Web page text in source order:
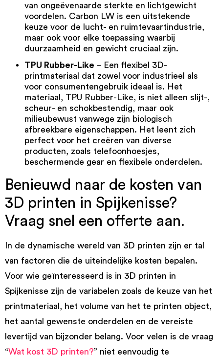
van ongeëvenaarde sterkte en lichtgewicht
voordelen. Carbon LW is een uitstekende
keuze voor de lucht- en ruimtevaartindustrie,
maar ook voor elke toepassing waarbij
duurzaamheid en gewicht cruciaal zijn.
TPU Rubber-Like – Een flexibel 3D-
printmateriaal dat zowel voor industrieel als
voor consumentengebruik ideaal is. Het
materiaal, TPU Rubber-Like, is niet alleen slijt-,
scheur- en schokbestendig, maar ook
milieubewust vanwege zijn biologisch
afbreekbare eigenschappen. Het leent zich
perfect voor het creëren van diverse
producten, zoals telefoonhoesjes,
beschermende gear en flexibele onderdelen.
Benieuwd naar de kosten van
3D printen in Spijkenisse?
Vraag snel een offerte aan.
In de dynamische wereld van 3D printen zijn er tal
van factoren die de uiteindelijke kosten bepalen.
Voor wie geïnteresseerd is in 3D printen in
Spijkenisse zijn de variabelen zoals de keuze van het
printmateriaal, het volume van het te printen object,
het aantal gewenste onderdelen en de vereiste
levertijd van bijzonder belang. Voor velen is de vraag
“Wat kost 3D printen?” niet eenvoudig te